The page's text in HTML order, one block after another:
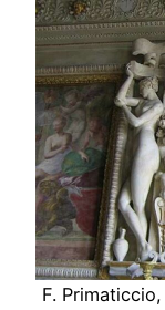
F. Primaticcio,